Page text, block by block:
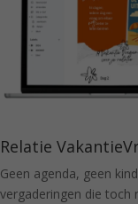
Relatie
Geen agenda, geen
vergaderingen die